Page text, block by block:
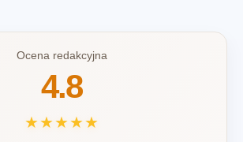
Ocena redakcyjna
4.8
★★★★★